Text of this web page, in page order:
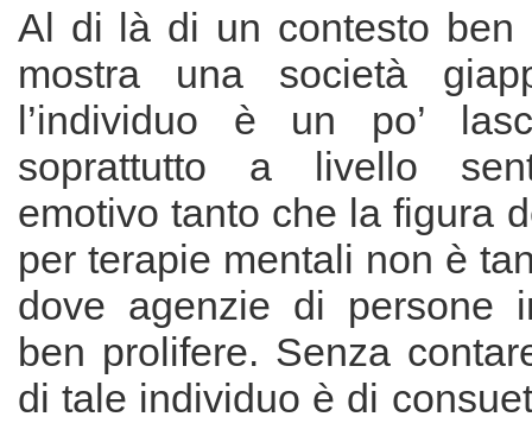
Al di là di un contesto ben
mostra una società
l’individuo è un po’
soprattutto a livello
emotivo tanto che la figura
per terapie mentali non è
dove agenzie di persone
ben prolifere. Senza
di tale individuo è di